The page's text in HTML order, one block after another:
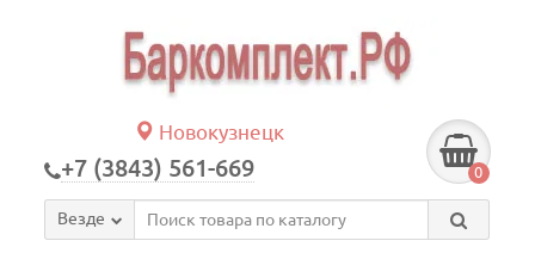
Новокузнецк
+7 (3843) 561-669 0
Везде